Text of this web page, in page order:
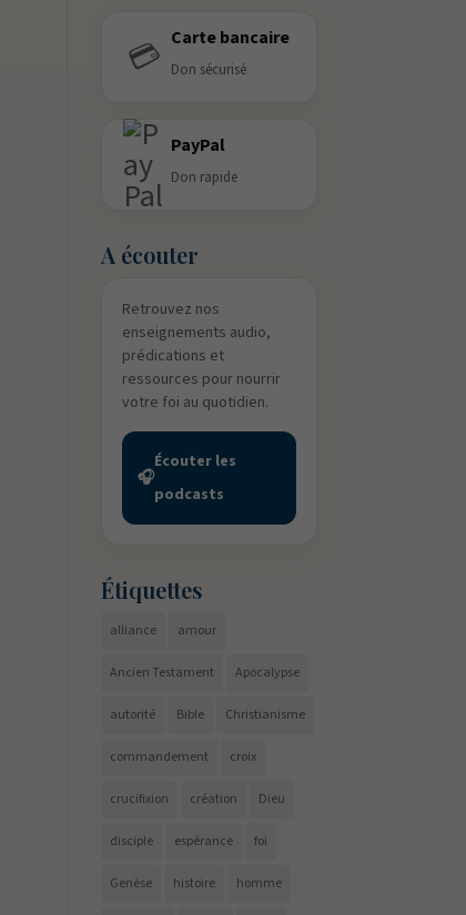
💳 Carte bancaire
Don sécurisé
PayPal
Don rapide
A écouter
Retrouvez nos
enseignements audio,
prédications et
ressources pour nourrir
votre foi au quotidien.
🎧
Écouter les
podcasts
Étiquettes
alliance amour
Ancien Testament Apocalypse
autorité Bible Christianisme
commandement croix
crucifixion création Dieu
disciple espérance foi
Genèse histoire homme